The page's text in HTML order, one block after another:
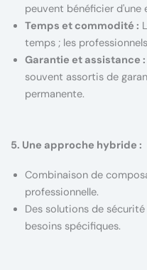
peuvent bénéficier d'une
Temps et commodité :
temps ; les
Garantie et assistance :
souvent assortis de
permanente.
5. Une approche hybride :
Combinaison de
professionnelle.
Des solutions de
besoins spécifiques.